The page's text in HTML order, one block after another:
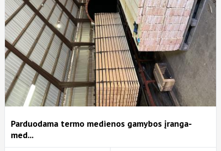
Parduodama termo medienos gamybos įranga-
med...